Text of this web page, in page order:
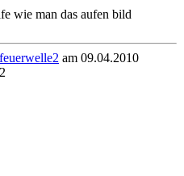
wie man das aufen bild
feuerwelle2 am 09.04.2010